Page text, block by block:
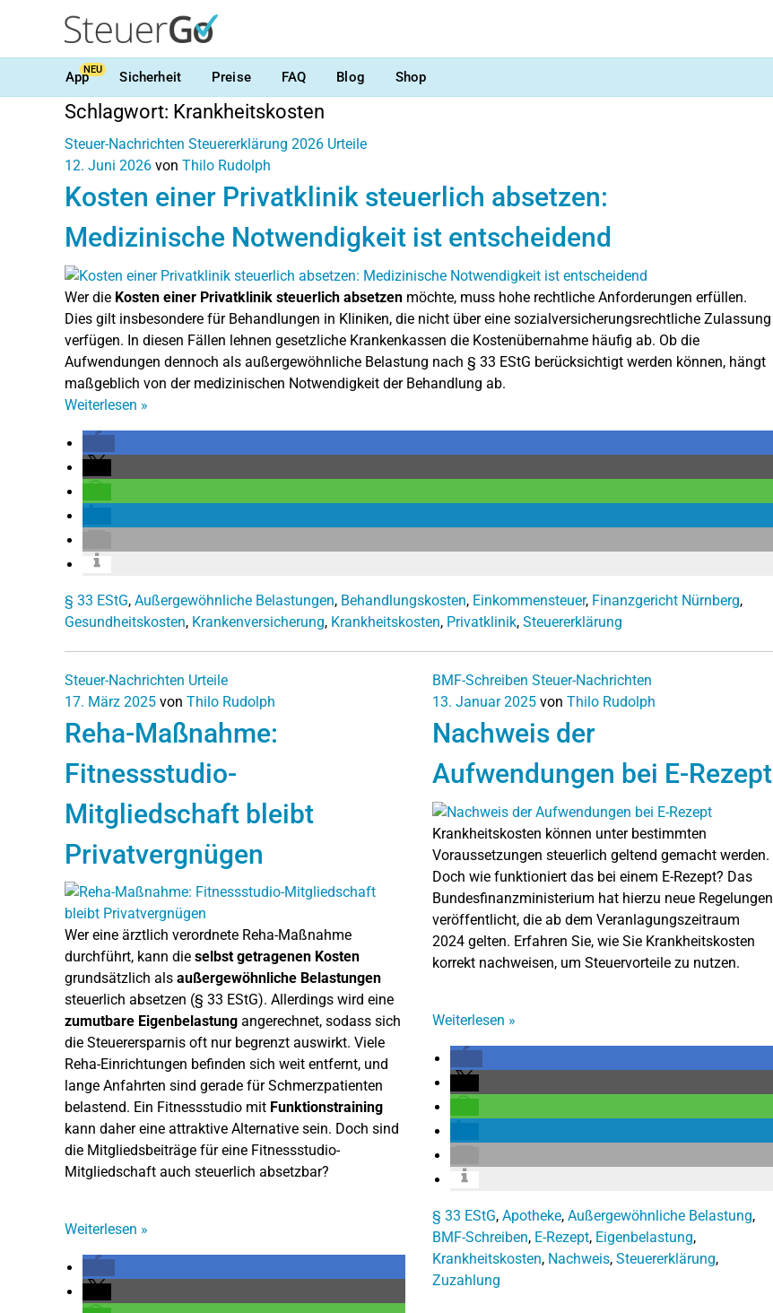
AppNEU Sicherheit Preise FAQ Blog Shop
Schlagwort: Krankheitskosten
Steuer-Nachrichten Steuererklärung 2026 Urteile
12. Juni 2026 von Thilo Rudolph
Kosten einer Privatklinik steuerlich absetzen:
Medizinische Notwendigkeit ist entscheidend
Wer die Kosten einer Privatklinik steuerlich absetzen möchte, muss hohe rechtliche Anforderungen erfüllen.
Dies gilt insbesondere für Behandlungen in Kliniken, die nicht über eine sozialversicherungsrechtliche Zulassung
verfügen. In diesen Fällen lehnen gesetzliche Krankenkassen die Kostenübernahme häufig ab. Ob die
Aufwendungen dennoch als außergewöhnliche Belastung nach § 33 EStG berücksichtigt werden können, hängt
maßgeblich von der medizinischen Notwendigkeit der Behandlung ab.
Weiterlesen »
§ 33 EStG, Außergewöhnliche Belastungen, Behandlungskosten, Einkommensteuer, Finanzgericht Nürnberg,
Gesundheitskosten, Krankenversicherung, Krankheitskosten, Privatklinik, Steuererklärung
Steuer-Nachrichten Urteile
17. März 2025 von Thilo Rudolph
Reha-Maßnahme:
Fitnessstudio-
Mitgliedschaft bleibt
Privatvergnügen
Wer eine ärztlich verordnete Reha-Maßnahme
durchführt, kann die selbst getragenen Kosten
grundsätzlich als außergewöhnliche Belastungen
steuerlich absetzen (§ 33 EStG). Allerdings wird eine
zumutbare Eigenbelastung angerechnet, sodass sich
die Steuerersparnis oft nur begrenzt auswirkt. Viele
Reha-Einrichtungen befinden sich weit entfernt, und
lange Anfahrten sind gerade für Schmerzpatienten
belastend. Ein Fitnessstudio mit Funktionstraining
kann daher eine attraktive Alternative sein. Doch sind
die Mitgliedsbeiträge für eine Fitnessstudio-
Mitgliedschaft auch steuerlich absetzbar?
Weiterlesen »
BMF-Schreiben Steuer-Nachrichten
13. Januar 2025 von Thilo Rudolph
Nachweis der
Aufwendungen bei E-Rezept
Krankheitskosten können unter bestimmten
Voraussetzungen steuerlich geltend gemacht werden.
Doch wie funktioniert das bei einem E-Rezept? Das
Bundesfinanzministerium hat hierzu neue Regelungen
veröffentlicht, die ab dem Veranlagungszeitraum
2024 gelten. Erfahren Sie, wie Sie Krankheitskosten
korrekt nachweisen, um Steuervorteile zu nutzen.
Weiterlesen »
§ 33 EStG, Apotheke, Außergewöhnliche Belastung,
BMF-Schreiben, E-Rezept, Eigenbelastung,
Krankheitskosten, Nachweis, Steuererklärung,
Zuzahlung